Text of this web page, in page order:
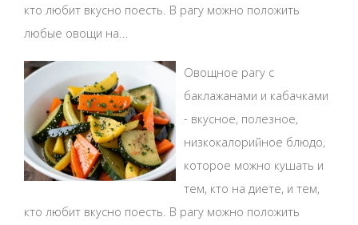
кто любит вкусно поесть. В рагу можно положить
любые овощи на...
Овощное рагу с
баклажанами и кабачками
- вкусное, полезное,
низкокалорийное блюдо,
которое можно кушать и
тем, кто на диете, и тем,
кто любит вкусно поесть. В рагу можно положить